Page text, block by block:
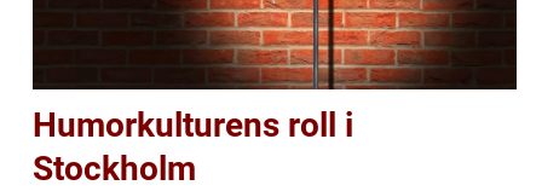
Humorkulturens roll i
Stockholm